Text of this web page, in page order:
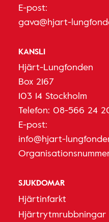
E-post:
gava@hjart-
KANSLI
Hjärt-Lungfonden
Box 2167
103 14 Stockholm
Telefon: 08-566 24
E-post:
info@hjart-
SJUKDOMAR
Hjärtinfarkt
Hjärtrytmrubbningar